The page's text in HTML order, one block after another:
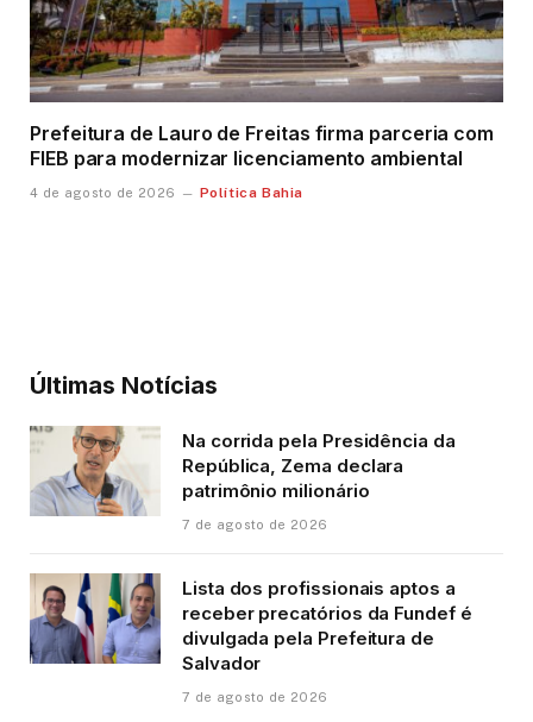
Prefeitura de Lauro de Freitas firma parceria com
FIEB para modernizar licenciamento ambiental
4 de agosto de 2026 Política Bahia
Últimas Notícias
Na corrida pela Presidência da
República, Zema declara
patrimônio milionário
7 de agosto de 2026
Lista dos profissionais aptos a
receber precatórios da Fundef é
divulgada pela Prefeitura de
Salvador
7 de agosto de 2026